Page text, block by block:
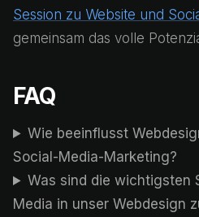
Session zu Website und
gemeinsam das volle
FAQ
Wie beeinflusst
Social-Media-Marketing?
Was sind die wichtigsten
Media in unser Webdesign